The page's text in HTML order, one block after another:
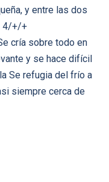
y entre las dos
4/+/+
cría sobre todo en
y se hace difícil
Se refugia del frío a
siempre cerca de